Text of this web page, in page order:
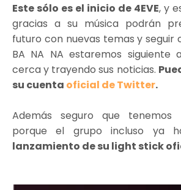
Este sólo es el inicio de 4EVE, y
gracias a su música podrán
futuro con nuevas temas y seguir
BA NA NA estaremos siguiente
cerca y trayendo sus noticias.
su cuenta oficial de Twitter.
Además seguro que tenemos
porque el grupo incluso ya
lanzamiento de su light stick